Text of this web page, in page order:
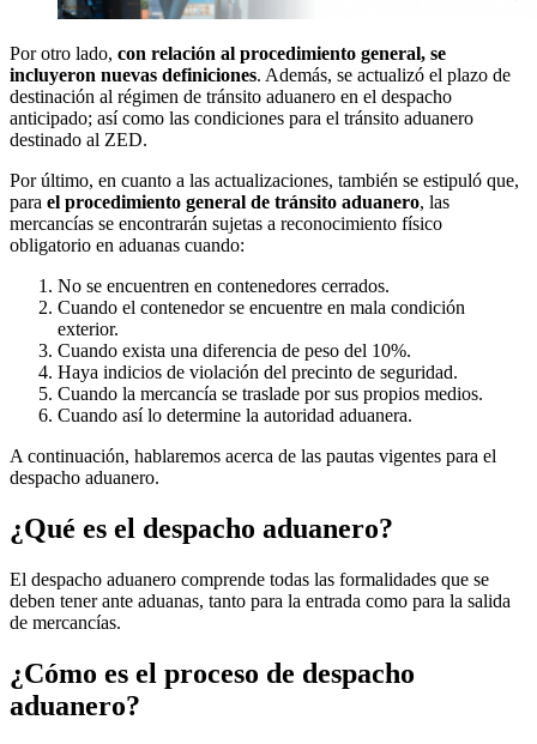
Por otro lado, con relación al procedimiento general, se
incluyeron nuevas definiciones. Además, se actualizó el plazo de
destinación al régimen de tránsito aduanero en el despacho
anticipado; así como las condiciones para el tránsito aduanero
destinado al ZED.
Por último, en cuanto a las actualizaciones, también se estipuló que,
para el procedimiento general de tránsito aduanero, las
mercancías se encontrarán sujetas a reconocimiento físico
obligatorio en aduanas cuando:
No se encuentren en contenedores cerrados.
Cuando el contenedor se encuentre en mala condición
exterior.
Cuando exista una diferencia de peso del 10%.
Haya indicios de violación del precinto de seguridad.
Cuando la mercancía se traslade por sus propios medios.
Cuando así lo determine la autoridad aduanera.
A continuación, hablaremos acerca de las pautas vigentes para el
despacho aduanero.
¿Qué es el despacho aduanero?
El despacho aduanero comprende todas las formalidades que se
deben tener ante aduanas, tanto para la entrada como para la salida
de mercancías.
¿Cómo es el proceso de despacho
aduanero?